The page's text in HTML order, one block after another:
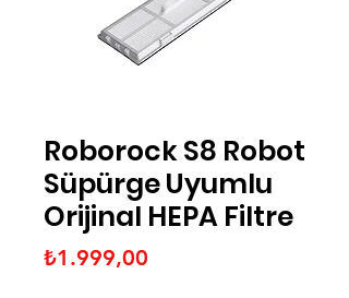
Roborock S8 Robot
Süpürge Uyumlu
Orijinal HEPA Filtre
₺1.999,00